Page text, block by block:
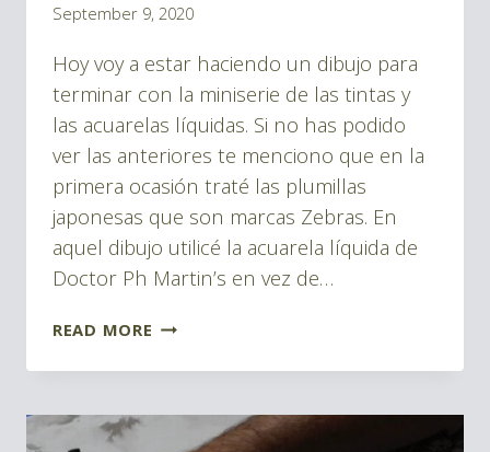
BLOG
DIBUJOS
By
Montes
September 9, 2020
Hoy voy a estar haciendo un dibujo para
terminar con la miniserie de las tintas y
las acuarelas líquidas. Si no has podido
ver las anteriores te menciono que en la
primera ocasión traté las plumillas
japonesas que son marcas Zebras. En
aquel dibujo utilicé la acuarela líquida de
Doctor Ph Martin’s en vez de…
READ MORE RAPIDOGRAPH
2020